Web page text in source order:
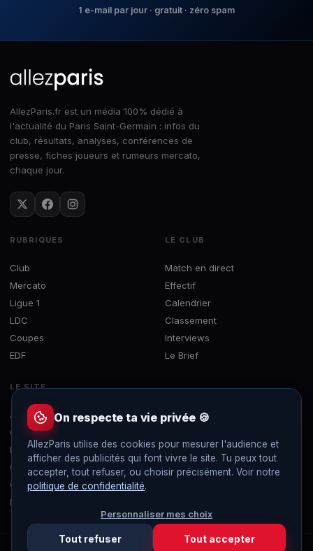
1 e-mail par jour · gratuit · zéro spam
AllezParis.fr est un média 100% dédié à
l'actualité du Paris Saint-Germain : infos du
club, résultats, analyses, conférences de
presse, fiches joueurs et rumeurs mercato,
chaque jour.
RUBRIQUES
Club
Mercato
Ligue 1
LDC
Coupes
EDF
LE CLUB
Match en direct
Effectif
Calendrier
Classement
Interviews
Le Brief
LE SITE
À propos
Contact
Mentions légales
Confidentialité
Gérer les cookies
Flux RSS
On respecte ta vie privée 🍪
AllezParis utilise des cookies pour mesurer l'audience et
afficher des publicités qui font vivre le site. Tu peux tout
accepter, tout refuser, ou choisir précisément. Voir notre
politique de confidentialité.
Personnaliser mes choix
Tout refuser Tout accepter